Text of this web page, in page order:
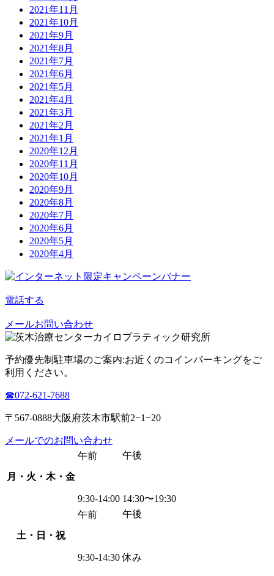
2021年11月
2021年10月
2021年9月
2021年8月
2021年7月
2021年6月
2021年5月
2021年4月
2021年3月
2021年2月
2021年1月
2020年12月
2020年11月
2020年10月
2020年9月
2020年8月
2020年7月
2020年6月
2020年5月
2020年4月
電話する
メールお問い合わせ
予約優先制 駐車場のご案内:お近くのコインパーキングをご
利用ください。
☎︎072-621-7688
〒567-0888大阪府茨木市駅前2−1−20
メールでのお問い合わせ
月・火・木・金
午前
9:30-14:00
午後
14:30〜19:30
土・日・祝
午前
9:30-14:30
午後
休み